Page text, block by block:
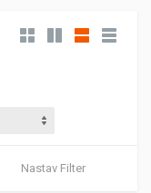
Nastav Filter